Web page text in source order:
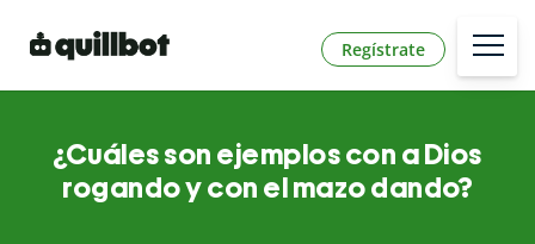
Regístrate
¿Cuáles son ejemplos con a Dios
rogando y con el mazo dando?